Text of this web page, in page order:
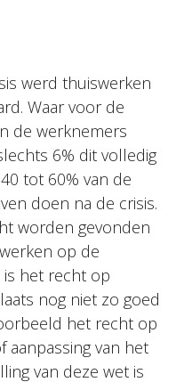
werd thuiswerken
Waar voor de
de werknemers
6% dit volledig
tot 60% van de
doen na de crisis.
worden gevonden
op de
het recht op
nog niet zo goed
het recht op
aanpassing van het
van deze wet is